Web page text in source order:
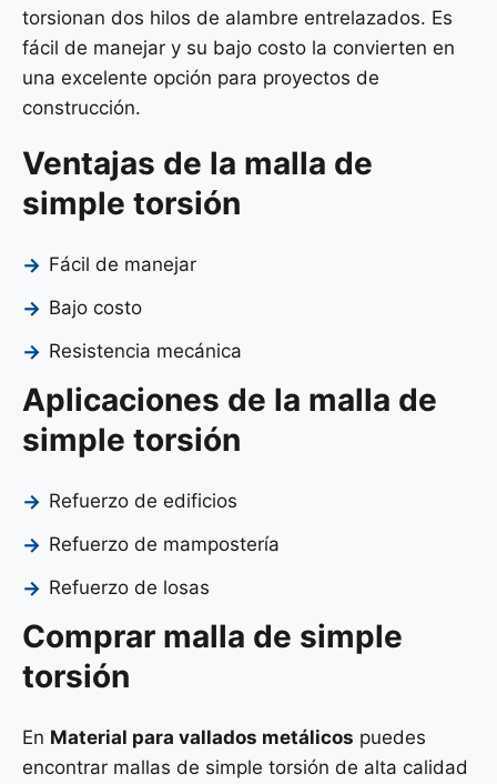
torsionan dos hilos de alambre entrelazados. Es
fácil de manejar y su bajo costo la convierten en
una excelente opción para proyectos de
construcción.
Ventajas de la malla de
simple torsión
Fácil de manejar
Bajo costo
Resistencia mecánica
Aplicaciones de la malla de
simple torsión
Refuerzo de edificios
Refuerzo de mampostería
Refuerzo de losas
Comprar malla de simple
torsión
En Material para vallados metálicos puedes
encontrar mallas de simple torsión de alta calidad